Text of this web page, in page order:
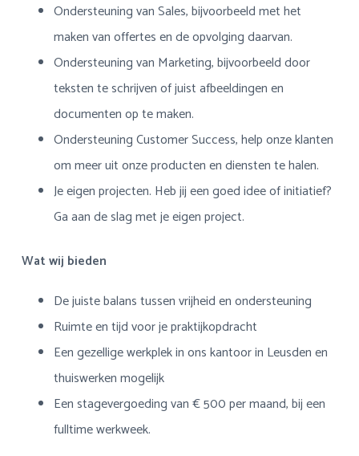
Ondersteuning van Sales, bijvoorbeeld met het
maken van offertes en de opvolging daarvan.
Ondersteuning van Marketing, bijvoorbeeld door
teksten te schrijven of juist afbeeldingen en
documenten op te maken.
Ondersteuning Customer Success, help onze klanten
om meer uit onze producten en diensten te halen.
Je eigen projecten. Heb jij een goed idee of initiatief?
Ga aan de slag met je eigen project.
Wat wij bieden
De juiste balans tussen vrijheid en ondersteuning
Ruimte en tijd voor je praktijkopdracht
Een gezellige werkplek in ons kantoor in Leusden en
thuiswerken mogelijk
Een stagevergoeding van € 500 per maand, bij een
fulltime werkweek.